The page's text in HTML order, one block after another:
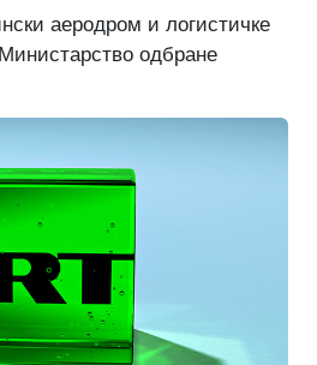
аеродром и логистичке
одбране